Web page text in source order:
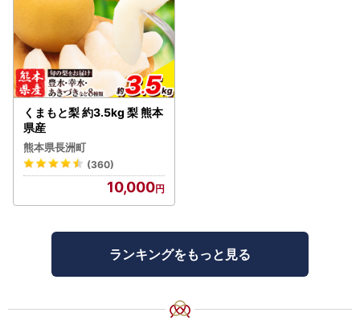
くまもと梨 約3.5kg 梨 熊本
県産
熊本県長洲町
(360)
10,000
ランキングをもっと見る